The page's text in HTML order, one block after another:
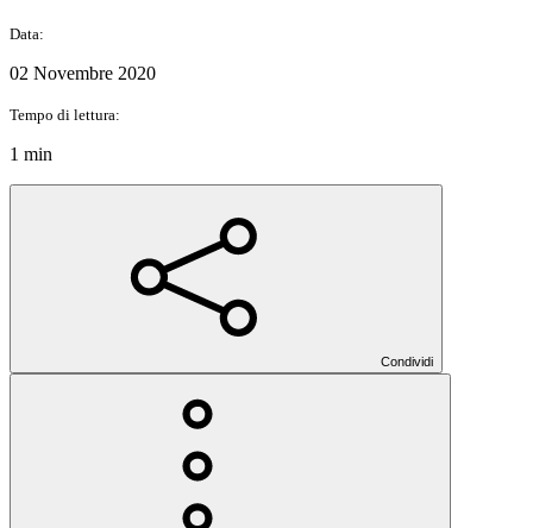
Data:
02 Novembre 2020
Tempo di lettura:
1 min
Condividi